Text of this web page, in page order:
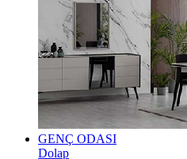
GENÇ ODASI
Dolap